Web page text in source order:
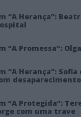
“A Herança”:
“A Promessa”:
“A Herança”:
“A Protegida”:
com uma trave